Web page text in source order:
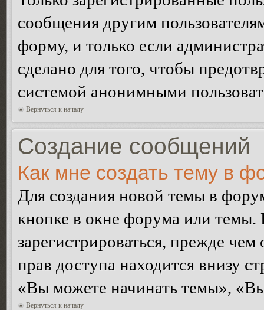
сообщения другим
форму, и только если
сделано для того, чтобы
системой анонимными
Вернуться к началу
Создание сообщений
Как мне создать тему в
Для создания новой темы в
кнопке в окне форума или
зарегистрироваться, прежде
прав доступа находится внизу
«Вы можете начинать темы»,
Вернуться к началу